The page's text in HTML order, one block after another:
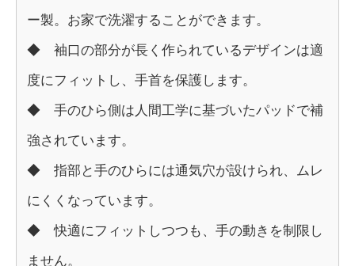
ー製。お家で洗濯することができます。
◆ 袖口の部分が長く作られているデザインは適
度にフィットし、手首を保護します。
◆ 手のひら側は人間工学に基づいたパッドで補
強されています。
◆ 指部と手のひらには通気穴が設けられ、ムレ
にくくなっています。
◆ 快適にフィットしつつも、手の動きを制限し
ません。